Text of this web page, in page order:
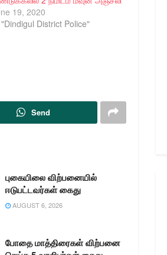
19, 2020
District Police"
Send
புகையிலை விற்பனையில்
ஈடுபட்டவர்கள் கைது
AUGUST 6, 2026
போதை மாத்திரைகள் விற்பனை